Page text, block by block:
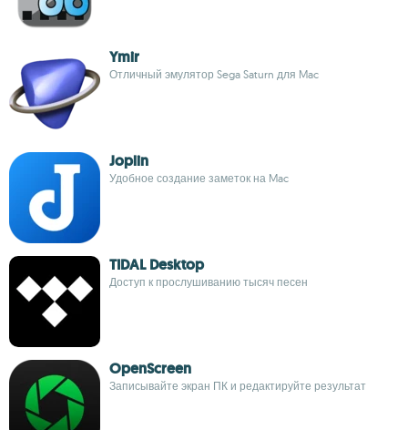
Ymir
Отличный эмулятор Sega Saturn для Mac
Joplin
Удобное создание заметок на Mac
TIDAL Desktop
Доступ к прослушиванию тысяч песен
OpenScreen
Записывайте экран ПК и редактируйте результат